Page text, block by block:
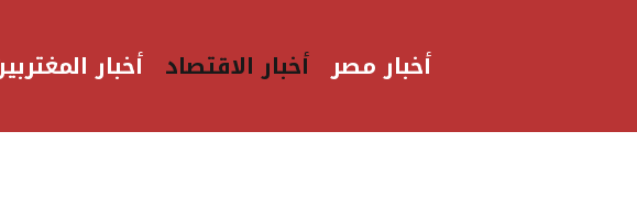
أخبار مصر أخبار الاقتصاد أخبار